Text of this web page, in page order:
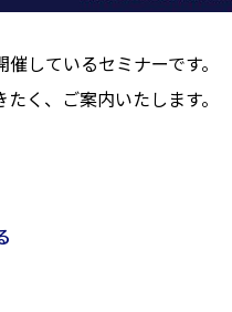
しているセミナーです。
く、ご案内いたします。